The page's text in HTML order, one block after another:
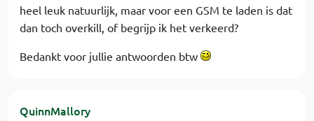
heel leuk natuurlijk, maar voor een GSM te laden is dat
dan toch overkill, of begrijp ik het verkeerd?
Bedankt voor jullie antwoorden btw
QuinnMallory